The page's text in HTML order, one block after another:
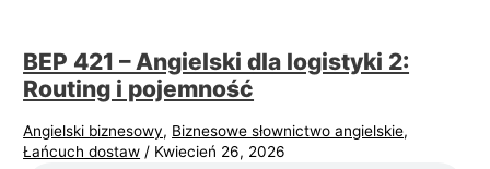
BEP 421 – Angielski dla logistyki 2:
Routing i pojemność
Angielski biznesowy, Biznesowe słownictwo angielskie,
Łańcuch dostaw / Kwiecień 26, 2026